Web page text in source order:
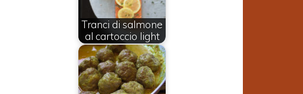
Tranci di salmone
al cartoccio light